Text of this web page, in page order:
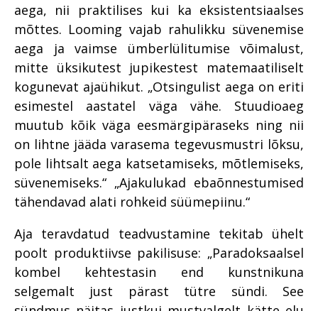
aega, nii praktilises kui ka eksistentsiaalses
mõttes. Looming vajab rahulikku süvenemise
aega ja vaimse ümberlülitumise võimalust,
mitte üksikutest jupikestest matemaatiliselt
kogunevat ajaühikut. „Otsingulist aega on eriti
esimestel aastatel väga vähe. Stuudioaeg
muutub kõik väga eesmärgipäraseks ning nii
on lihtne jääda varasema tegevusmustri lõksu,
pole lihtsalt aega katsetamiseks, mõtlemiseks,
süvenemiseks.“ „Ajakulukad ebaõnnestumised
tähendavad alati rohkeid süümepiinu.“
Aja teravdatud teadvustamine tekitab ühelt
poolt produktiivse pakilisuse: „Paradoksaalsel
kombel kehtestasin end kunstnikuna
selgemalt just pärast tütre sündi. See